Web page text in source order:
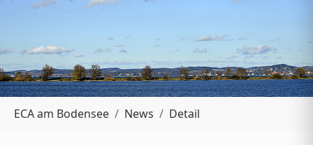
ECA am Bodensee News Detail